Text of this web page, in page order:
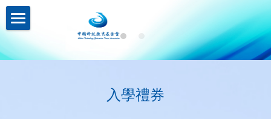
關於我們About us
入學禮券